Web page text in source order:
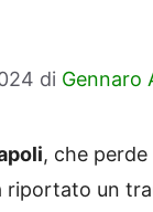
di Gennaro
, che perde
riportato un